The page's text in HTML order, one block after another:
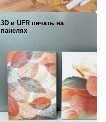
3D и UFR печать на
панелях